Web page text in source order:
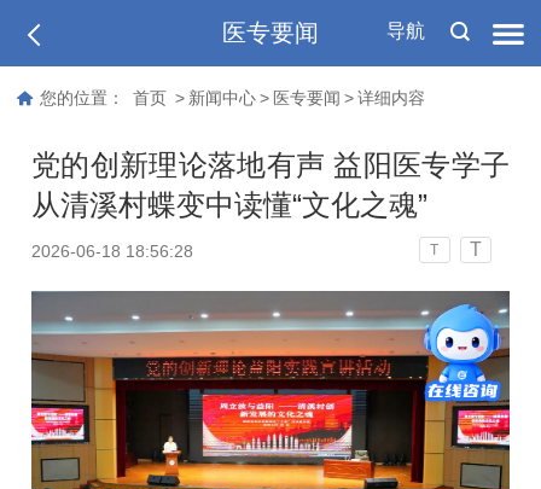
导航
医专要闻
您的位置： 首页 > 新闻中心 > 医专要闻 > 详细内容
党的创新理论落地有声 益阳医专学子
从清溪村蝶变中读懂“文化之魂”
2026-06-18 18:56:28 T T